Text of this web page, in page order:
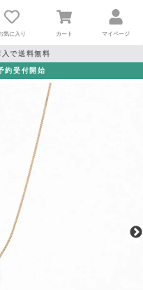
気に入り カート マイページ
で送料無料
約受付開始